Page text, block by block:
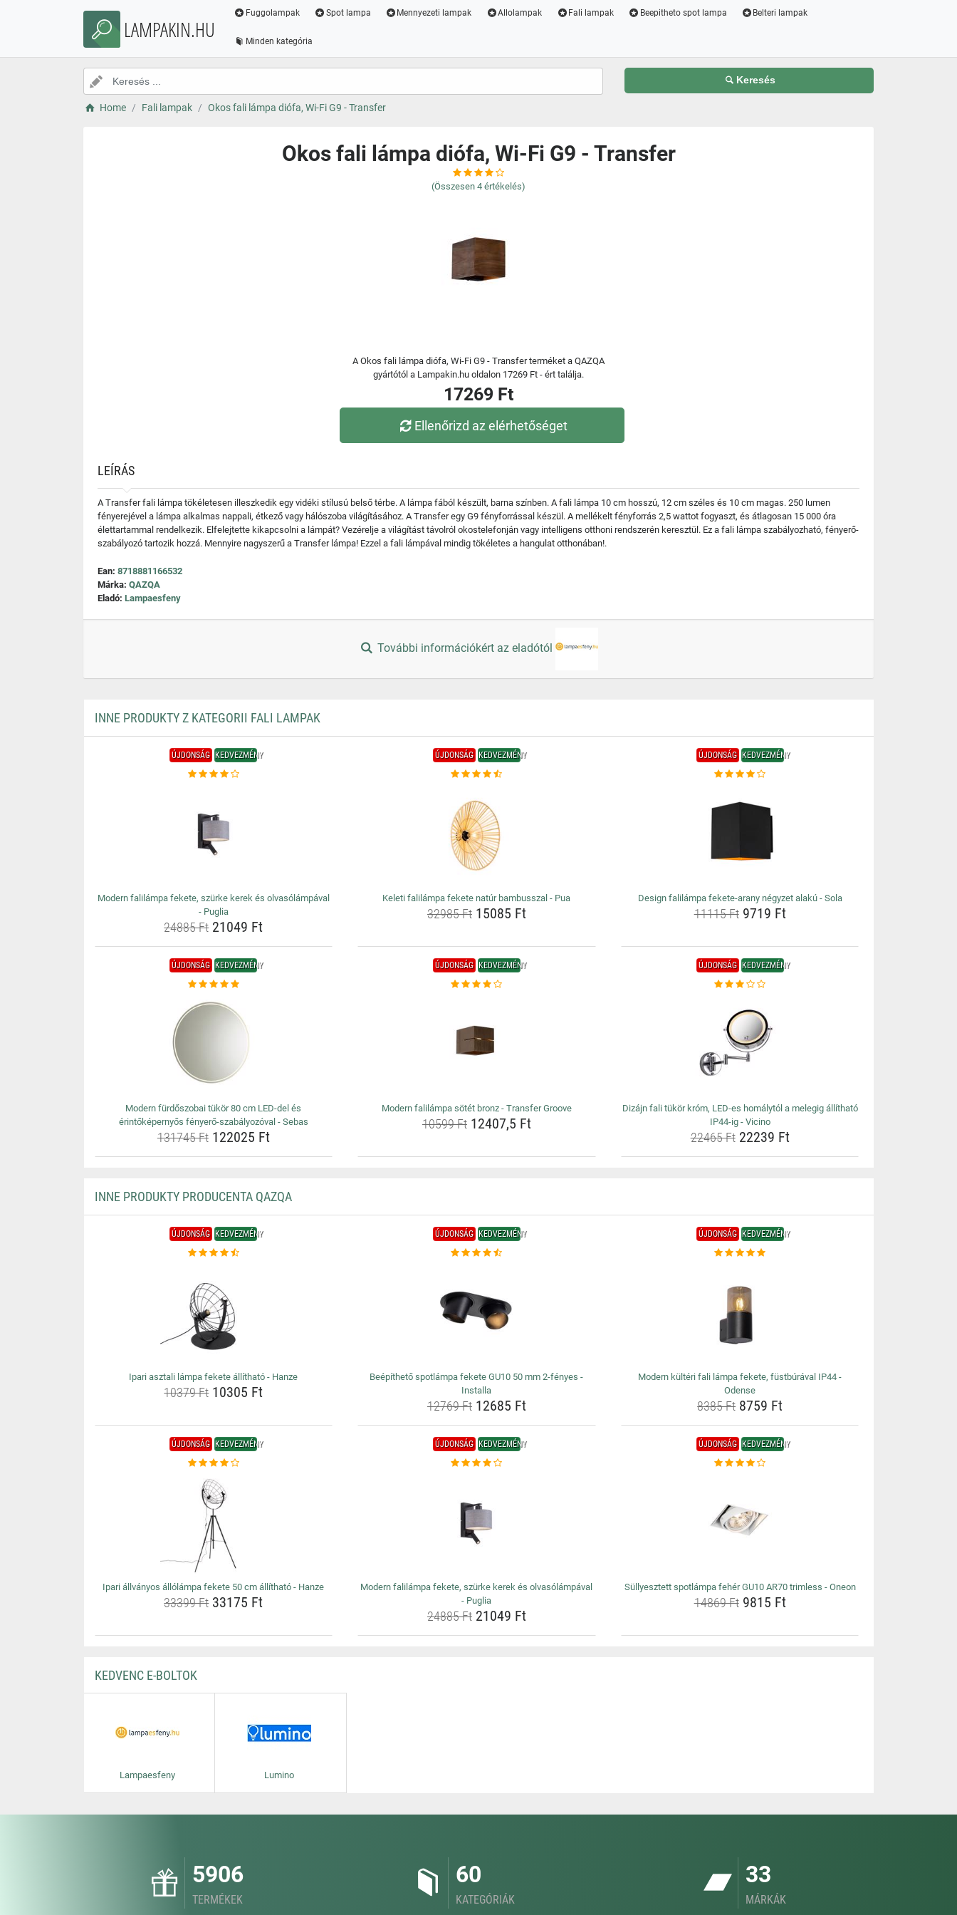
LAMPAKIN.HU
Fuggolampak Spot lampa Mennyezeti lampak Allolampak Fali lampak Beepitheto spot lampa Belteri lampak
Minden kategória
Keresés
Home Fali lampak Okos fali lámpa diófa, Wi-Fi G9 - Transfer
Okos fali lámpa diófa, Wi-Fi G9 - Transfer
(Összesen 4 értékelés)
A Okos fali lámpa diófa, Wi-Fi G9 - Transfer terméket a QAZQA
gyártótól a Lampakin.hu oldalon 17269 Ft - ért találja.
17269 Ft
Ellenőrizd az elérhetőséget
LEÍRÁS
A Transfer fali lámpa tökéletesen illeszkedik egy vidéki stílusú belső térbe. A lámpa fából készült, barna színben. A fali lámpa 10 cm hosszú, 12 cm széles és 10 cm magas. 250 lumen
fényerejével a lámpa alkalmas nappali, étkező vagy hálószoba világításához. A Transfer egy G9 fényforrással készül. A mellékelt fényforrás 2,5 wattot fogyaszt, és átlagosan 15 000 óra
élettartammal rendelkezik. Elfelejtette kikapcsolni a lámpát? Vezérelje a világítást távolról okostelefonján vagy intelligens otthoni rendszerén keresztül. Ez a fali lámpa szabályozható, fényerő-
szabályozó tartozik hozzá. Mennyire nagyszerű a Transfer lámpa! Ezzel a fali lámpával mindig tökéletes a hangulat otthonában!.
Ean: 8718881166532
Márka: QAZQA
Eladó: Lampaesfeny
További információkért az eladótól
INNE PRODUKTY Z KATEGORII FALI LAMPAK
ÚJDONSÁG KEDVEZMÉNY
Modern falilámpa fekete, szürke kerek és olvasólámpával
- Puglia
24885 Ft21049 Ft
ÚJDONSÁG KEDVEZMÉNY
Keleti falilámpa fekete natúr bambusszal - Pua
32985 Ft15085 Ft
ÚJDONSÁG KEDVEZMÉNY
Design falilámpa fekete-arany négyzet alakú - Sola
11115 Ft9719 Ft
ÚJDONSÁG KEDVEZMÉNY
Modern fürdőszobai tükör 80 cm LED-del és
érintőképernyős fényerő-szabályozóval - Sebas
131745 Ft122025 Ft
ÚJDONSÁG KEDVEZMÉNY
Modern falilámpa sötét bronz - Transfer Groove
10599 Ft12407,5 Ft
ÚJDONSÁG KEDVEZMÉNY
Dizájn fali tükör króm, LED-es homálytól a melegig állítható
IP44-ig - Vicino
22465 Ft22239 Ft
INNE PRODUKTY PRODUCENTA QAZQA
ÚJDONSÁG KEDVEZMÉNY
Ipari asztali lámpa fekete állítható - Hanze
10379 Ft10305 Ft
ÚJDONSÁG KEDVEZMÉNY
Beépíthető spotlámpa fekete GU10 50 mm 2-fényes -
Installa
12769 Ft12685 Ft
ÚJDONSÁG KEDVEZMÉNY
Modern kültéri fali lámpa fekete, füstbúrával IP44 -
Odense
8385 Ft 8759 Ft
ÚJDONSÁG KEDVEZMÉNY
Ipari állványos állólámpa fekete 50 cm állítható - Hanze
33399 Ft33175 Ft
ÚJDONSÁG KEDVEZMÉNY
Modern falilámpa fekete, szürke kerek és olvasólámpával
- Puglia
24885 Ft21049 Ft
ÚJDONSÁG KEDVEZMÉNY
Süllyesztett spotlámpa fehér GU10 AR70 trimless - Oneon
14869 Ft9815 Ft
KEDVENC E-BOLTOK
Lampaesfeny Lumino
5906
TERMÉKEK
60
KATEGÓRIÁK
33
MÁRKÁK